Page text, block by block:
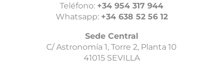
Teléfono: +34 954 317 944
Whatsapp: +34 638 52 56 12
Sede Central
C/ Astronomía 1, Torre 2, Planta 10
41015 SEVILLA